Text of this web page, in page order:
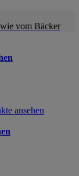
vom Bäcker
ansehen